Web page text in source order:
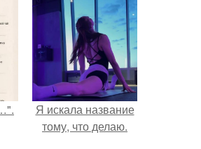
Я искала название
тому, что делаю.